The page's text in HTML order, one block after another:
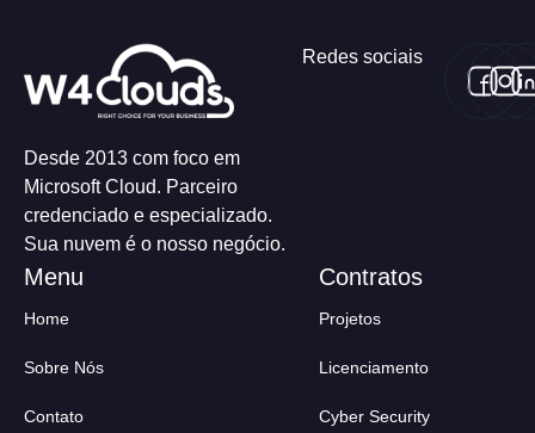
Desde 2013 com foco em
Microsoft Cloud. Parceiro
credenciado e especializado.
Sua nuvem é o nosso negócio.
Redes sociais
Home
Sobre Nós
Contato
Projetos
Licenciamento
Cyber Security